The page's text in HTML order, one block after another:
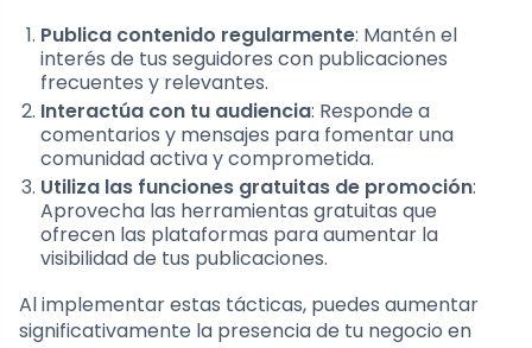
Publica contenido regularmente: Mantén el
interés de tus seguidores con publicaciones
frecuentes y relevantes.
Interactúa con tu audiencia: Responde a
comentarios y mensajes para fomentar una
comunidad activa y comprometida.
Utiliza las funciones gratuitas de promoción:
Aprovecha las herramientas gratuitas que
ofrecen las plataformas para aumentar la
visibilidad de tus publicaciones.
Al implementar estas tácticas, puedes aumentar
significativamente la presencia de tu negocio en